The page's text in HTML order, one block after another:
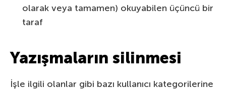
olarak veya tamamen) okuyabilen üçüncü bir
taraf
Yazışmaların silinmesi
İşle ilgili olanlar gibi bazı kullanıcı kategorilerine